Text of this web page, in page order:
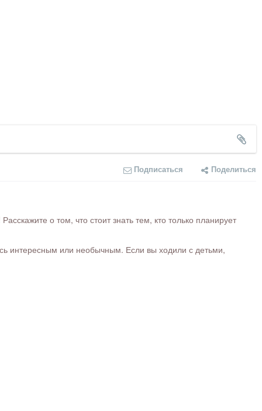
Подписаться Поделиться
о том, что стоит знать тем, кто только планирует
интересным или необычным. Если вы ходили с детьми,